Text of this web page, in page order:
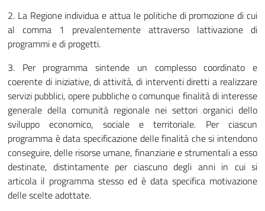
2. La Regione individua e attua le politiche di promozione di cui
al comma 1 prevalentemente attraverso lattivazione di
programmi e di progetti.
3. Per programma sintende un complesso coordinato e
coerente di iniziative, di attività, di interventi diretti a realizzare
servizi pubblici, opere pubbliche o comunque finalità di interesse
generale della comunità regionale nei settori organici dello
sviluppo economico, sociale e territoriale. Per ciascun
programma è data specificazione delle finalità che si intendono
conseguire, delle risorse umane, finanziarie e strumentali a esso
destinate, distintamente per ciascuno degli anni in cui si
articola il programma stesso ed è data specifica motivazione
delle scelte adottate.